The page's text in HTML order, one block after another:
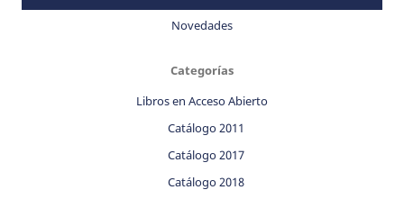
Novedades
Categorías
Libros en Acceso Abierto
Catálogo 2011
Catálogo 2017
Catálogo 2018